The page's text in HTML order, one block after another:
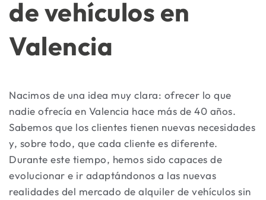
de vehículos en
Valencia
Nacimos de una idea muy clara: ofrecer lo que
nadie ofrecía en Valencia hace más de 40 años.
Sabemos que los clientes tienen nuevas necesidades
y, sobre todo, que cada cliente es diferente.
Durante este tiempo, hemos sido capaces de
evolucionar e ir adaptándonos a las nuevas
realidades del mercado de alquiler de vehículos sin